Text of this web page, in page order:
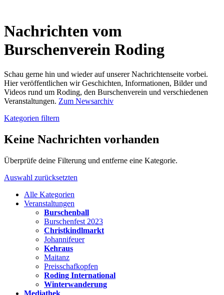
Nachrichten vom
Burschenverein Roding
Schau gerne hin und wieder auf unserer Nachrichtenseite vorbei.
Hier veröffentlichen wir Geschichten, Informationen, Bilder und
Videos rund um Roding, den Burschenverein und verschiedenen
Veranstaltungen. Zum Newsarchiv
Kategorien filtern
Keine Nachrichten vorhanden
Überprüfe deine Filterung und entferne eine Kategorie.
Auswahl zurücksetzten
Alle Kategorien
Veranstaltungen
Burschenball
Burschenfest 2023
Christkindlmarkt
Johannifeuer
Kehraus
Maitanz
Preisschafkopfen
Roding International
Winterwanderung
Mediathek